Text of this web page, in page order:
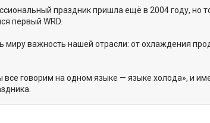
праздник пришла ещё в 2004 году,
первый WRD.
миру важность нашей отрасли: от охлаждения
все говорим на одном языке — языке холода», и